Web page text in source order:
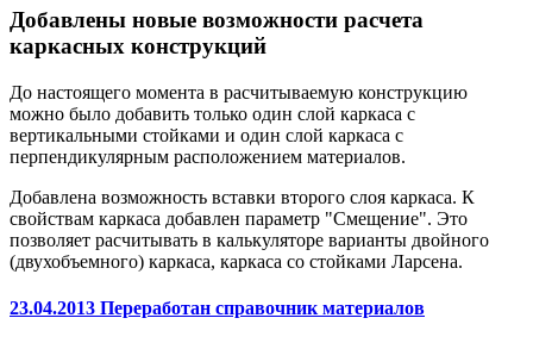
Добавлены новые возможности расчета
каркасных конструкций
До настоящего момента в расчитываемую конструкцию
можно было добавить только один слой каркаса с
вертикальными стойками и один слой каркаса с
перпендикулярным расположением материалов.
Добавлена возможность вставки второго слоя каркаса. К
свойствам каркаса добавлен параметр "Смещение". Это
позволяет расчитывать в калькуляторе варианты двойного
(двухобъемного) каркаса, каркаса со стойками Ларсена.
23.04.2013 Переработан справочник материалов